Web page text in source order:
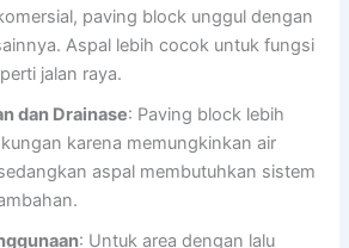
paving block unggul dengan
Aspal lebih cocok untuk fungsi
jalan raya.
dan Drainase: Paving block lebih
karena memungkinkan air
aspal membutuhkan sistem
: Untuk area dengan lalu